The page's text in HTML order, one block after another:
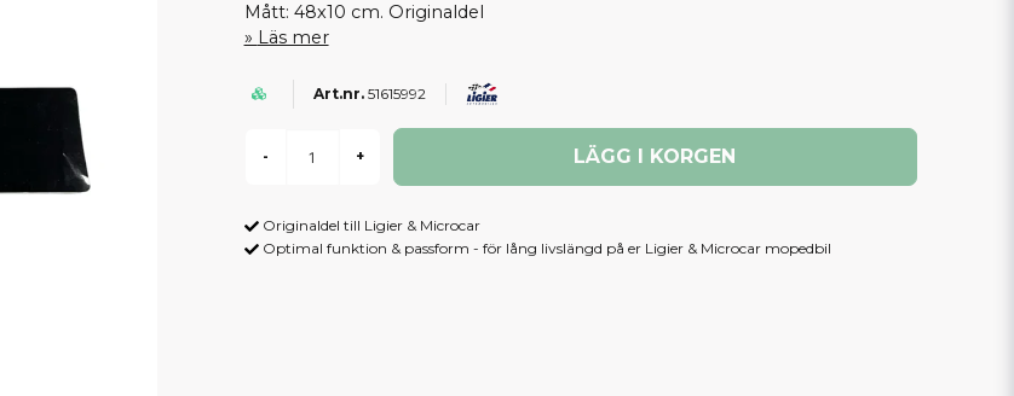
Mått: 48x10 cm. Originaldel
Läs mer
51615992
- + LÄGG I KORGEN
Originaldel till Ligier & Microcar
Optimal funktion & passform - för lång livslängd på er Ligier & Microcar mopedbil